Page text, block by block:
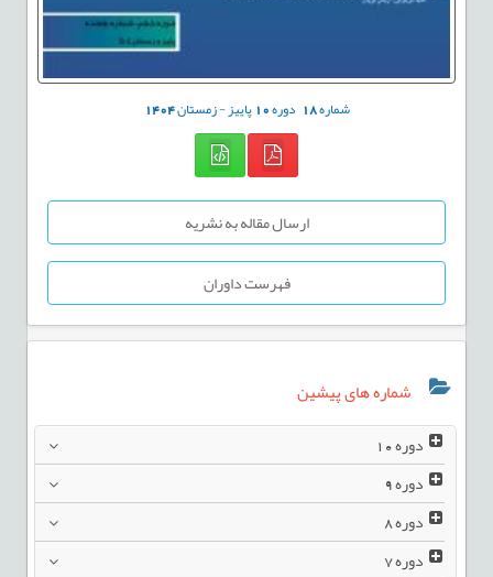
شماره18 دوره10پاییز - زمستان1404
ارسال مقاله به نشریه
فهرست داوران
شماره های پیشین
دوره10
دوره9
دوره8
دوره7